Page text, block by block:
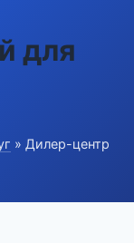
для
» Дилер-центр